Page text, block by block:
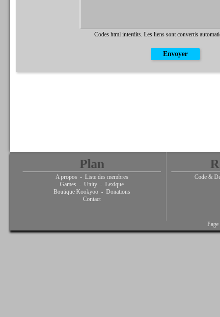
Codes html interdits. Les liens sont convertis
Plan
A propos - Liste des membres
Games - Unity - Lexique
Boutique Kookyoo - Donations
Contact
Code &